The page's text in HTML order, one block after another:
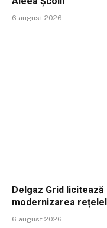
6 august 2026
Delgaz Grid
modernizarea
6 august 2026